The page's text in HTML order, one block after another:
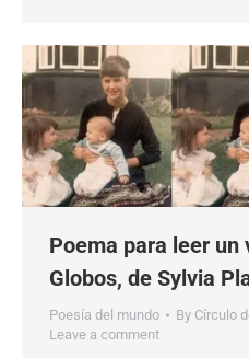
Poema para leer
Globos, de Sylvia
Poesía del mundo By Círculo
Leave a comment